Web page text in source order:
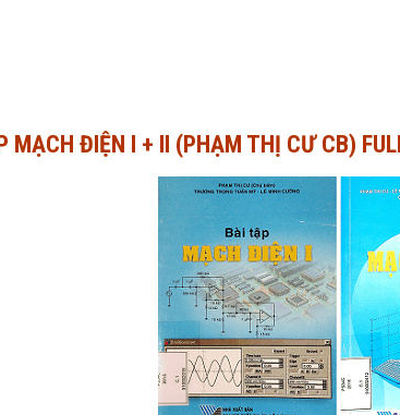
MẠCH ĐIỆN I + II (PHẠM THỊ CƯ CB)